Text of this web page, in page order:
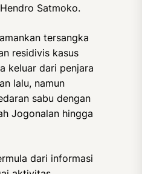
Satmoko.
tersangka
residivis kasus
keluar dari penjara
lalu, namun
sabu dengan
Jogonalan hingga
dari informasi